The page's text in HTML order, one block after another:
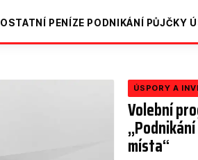
OSTATNÍ PENÍZE PODNIKÁNÍ PŮJČKY
Volební
místa“
ÚSPORY A